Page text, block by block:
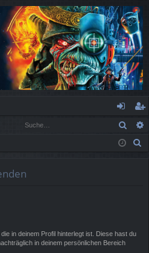
n
m
eg
ist
in deinem Profil hinterlegt ist. Diese hast du
in deinem persönlichen Bereich